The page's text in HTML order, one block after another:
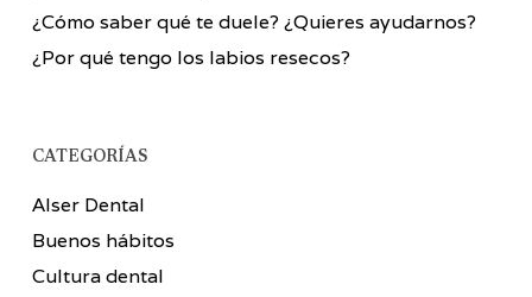
¿Cómo saber qué te duele? ¿Quieres ayudarnos?
¿Por qué tengo los labios resecos?
CATEGORÍAS
Alser Dental
Buenos hábitos
Cultura dental